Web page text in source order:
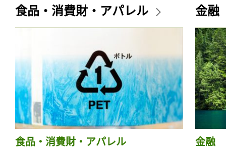
食品・消費財・アパレル
食品・消費財・アパレル
金融
金融